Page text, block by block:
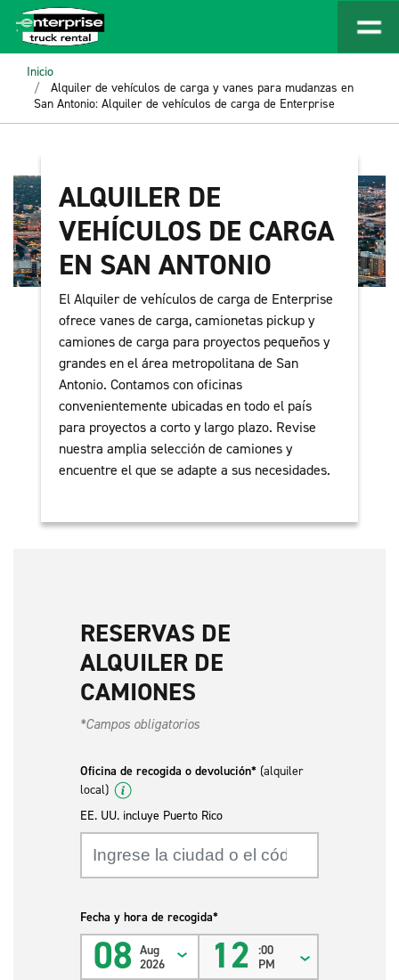
Inicio
Alquiler de vehículos de carga y vanes para mudanzas en
San Antonio: Alquiler de vehículos de carga de Enterprise
ALQUILER DE
VEHÍCULOS DE CARGA
EN SAN ANTONIO
El Alquiler de vehículos de carga de Enterprise
ofrece vanes de carga, camionetas pickup y
camiones de carga para proyectos pequeños y
grandes en el área metropolitana de San
Antonio. Contamos con oficinas
convenientemente ubicadas en todo el país
para proyectos a corto y largo plazo. Revise
nuestra amplia selección de camiones y
encuentre el que se adapte a sus necesidades.
RESERVAS DE
ALQUILER DE
CAMIONES
*Campos obligatorios
Oficina de recogida o devolución* (alquiler
local)
EE. UU. incluye Puerto Rico
Fecha y hora de recogida*
08 Aug
2026
12 :00
PM